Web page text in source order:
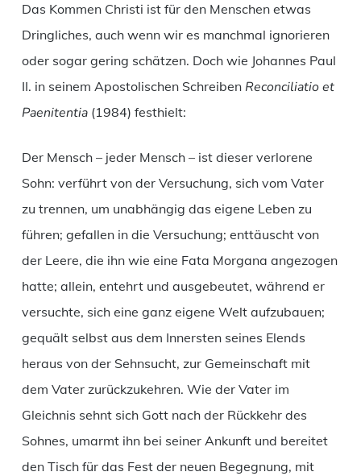
Das Kommen Christi ist für den Menschen etwas
Dringliches, auch wenn wir es manchmal ignorieren
oder sogar gering schätzen. Doch wie Johannes Paul
II. in seinem Apostolischen Schreiben Reconciliatio et
Paenitentia(1984) festhielt:
Der Mensch – jeder Mensch – ist dieser verlorene
Sohn: verführt von der Versuchung, sich vom Vater
zu trennen, um unabhängig das eigene Leben zu
führen; gefallen in die Versuchung; enttäuscht von
der Leere, die ihn wie eine Fata Morgana angezogen
hatte; allein, entehrt und ausgebeutet, während er
versuchte, sich eine ganz eigene Welt aufzubauen;
gequält selbst aus dem Innersten seines Elends
heraus von der Sehnsucht, zur Gemeinschaft mit
dem Vater zurückzukehren. Wie der Vater im
Gleichnis sehnt sich Gott nach der Rückkehr des
Sohnes, umarmt ihn bei seiner Ankunft und bereitet
den Tisch für das Fest der neuen Begegnung, mit